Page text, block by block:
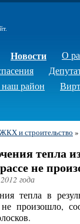
Новости
О
наш район
ЖКХ и строительство »
тепла
не
года
тепла в
произошло,